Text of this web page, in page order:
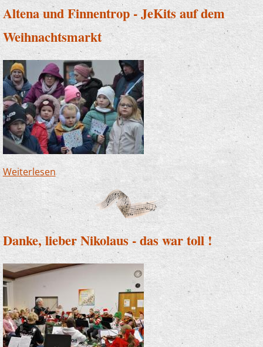
Altena und Finnentrop - JeKits auf dem
Weihnachtsmarkt
Weiterlesenüber Altena und Finnentrop - JeKits auf dem
Weihnachtsmarkt
Danke, lieber Nikolaus - das war toll !